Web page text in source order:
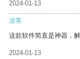
2024-01-13
游客
这款软件简直是神器，
2024-01-13